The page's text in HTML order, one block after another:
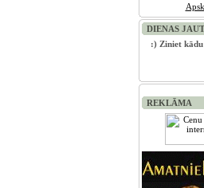
DIENAS
:) Ziniet
REKLĀMA